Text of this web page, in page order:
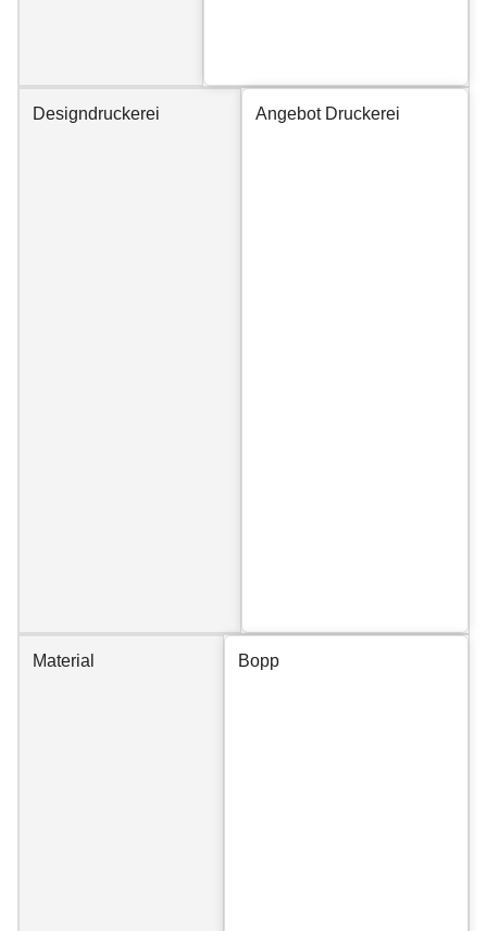
Designdruckerei Angebot Druckerei
Material Bopp